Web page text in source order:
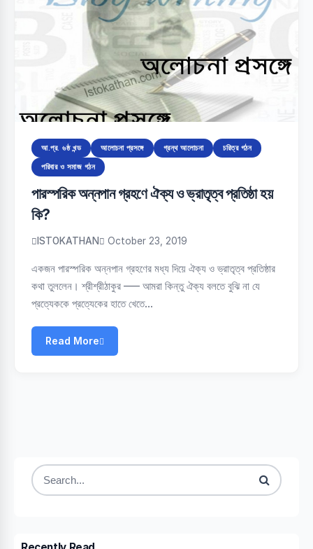
আ.প্র. ৬ষ্ঠ খন্ড আলোচনা প্রসঙ্গে গ্রন্থ আলোচনা
চরিত্র গঠন
পরিবার ও সমাজ গঠন
পারস্পরিক অন্নপান গ্রহণে ঐক্য ও ভ্রাতৃত্ব প্রতিষ্ঠা হয়
কি?
ISTOKATHAN October 23, 2019
একজন পারস্পরিক অন্নপান গ্রহণের মধ্য দিয়ে ঐক্য ও ভ্রাতৃত্ব প্রতিষ্ঠার
কথা তুললেন। শ্রীশ্রীঠাকুর —– আমরা কিন্তু ঐক্য বলতে বুঝি না যে
প্রত্যেককে প্রত্যেকের হাতে খেতে…
Read More
Search